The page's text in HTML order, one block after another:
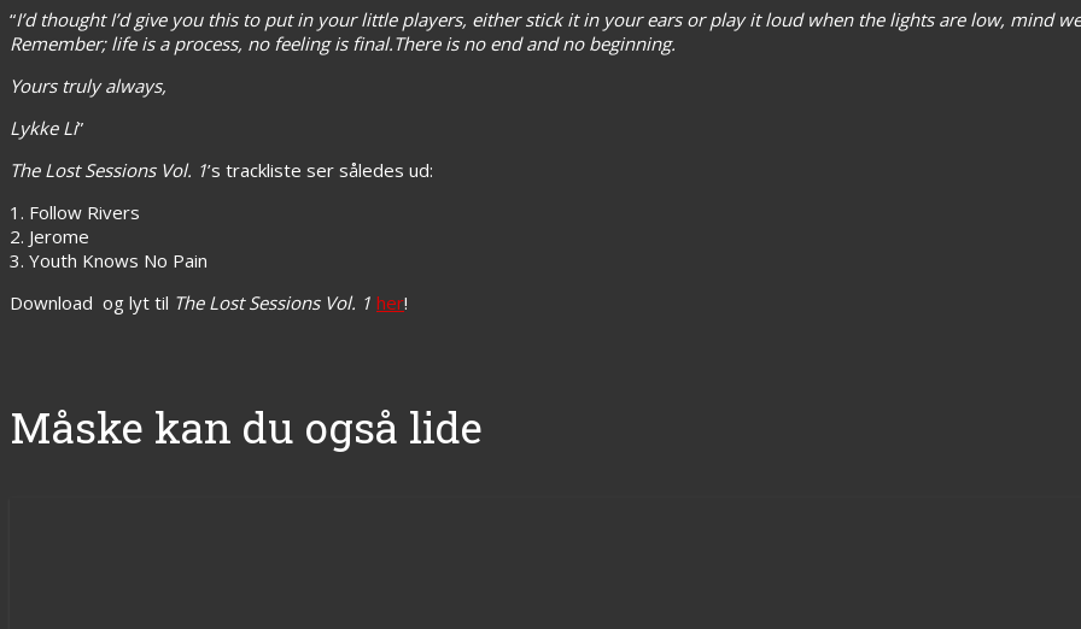
“I’d thought I’d give you this to put in your little players, either stick it in your ears or play it loud when the lights are low, mind
Remember; life is a process, no feeling is final.There is no end and no beginning.
Yours truly always,
Lykke Li”
The Lost Sessions Vol. 1’s trackliste ser således ud:
1. Follow Rivers
2. Jerome
3. Youth Knows No Pain
Download og lyt til The Lost Sessions Vol. 1 her!
Måske kan du også lide